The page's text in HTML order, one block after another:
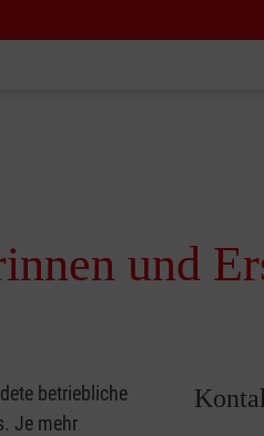
und
betriebliche
Je mehr